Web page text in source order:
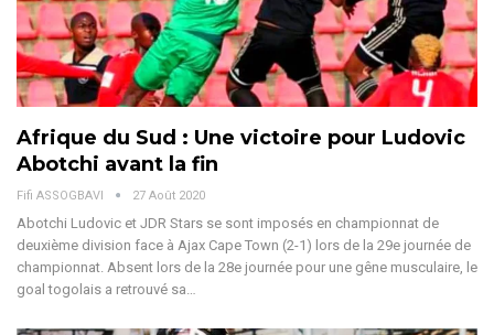
Afrique du Sud : Une victoire pour Ludovic
Abotchi avant la fin
Fifi ASSOGBAVI 27 Août 2020
Abotchi Ludovic et JDR Stars se sont imposés en championnat de
deuxième division face à Ajax Cape Town (2-1) lors de la 29e journée de
championnat. Absent lors de la 28e journée pour une gêne musculaire, le
goal togolais a retrouvé sa…